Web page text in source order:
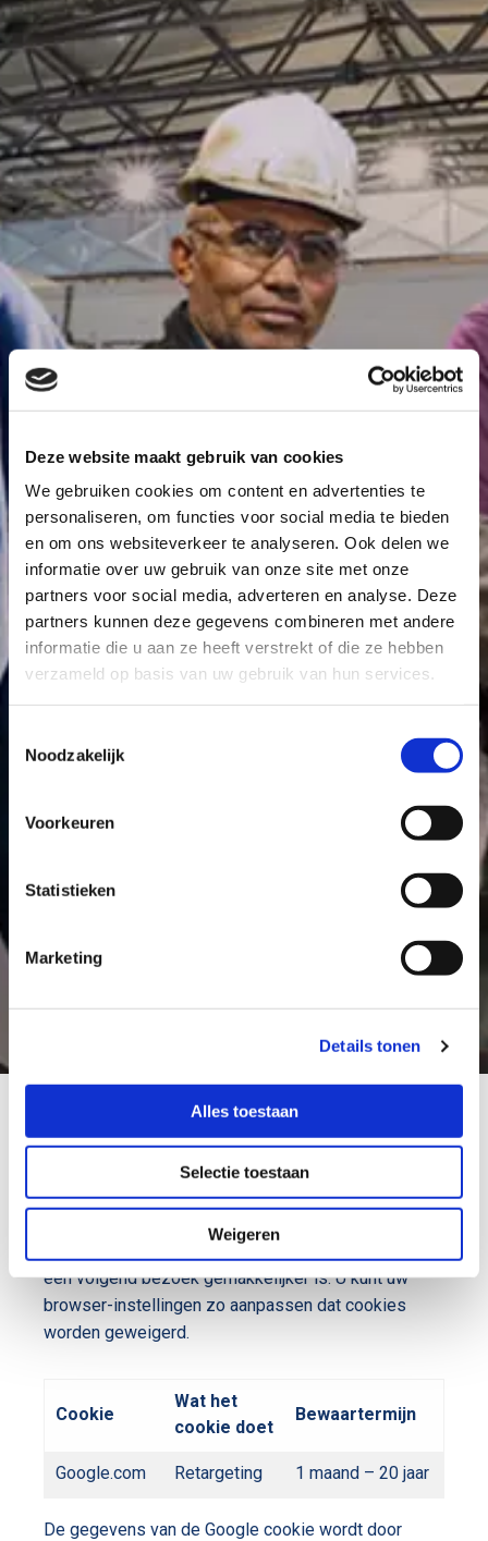
Deze website maakt gebruik van cookies
We gebruiken cookies om content en advertenties te
personaliseren, om functies voor social media te bieden
en om ons websiteverkeer te analyseren. Ook delen we
informatie over uw gebruik van onze site met onze
partners voor social media, adverteren en analyse. Deze
partners kunnen deze gegevens combineren met andere
informatie die u aan ze heeft verstrekt of die ze hebben
verzameld op basis van uw gebruik van hun services.
Noodzakelijk
Voorkeuren
Statistieken
Marketing
Details tonen
Alles toestaan
Selectie toestaan
Weigeren
Cookies
Onze website gebruikt cookies. Dit zijn kleine
bestandjes die een server op uw computer
installeert. Hierdoor blijft een aantal van uw
gebruiksgegevens automatisch bewaard. Ze
onthouden waar u op de site bent geweest, zodat
een volgend bezoek gemakkelijker is. U kunt uw
browser-instellingen zo aanpassen dat cookies
worden geweigerd.
Cookie
Wat het
cookie doet
Bewaartermijn
Google.com Retargeting 1 maand – 20 jaar
De gegevens van de Google cookie wordt door